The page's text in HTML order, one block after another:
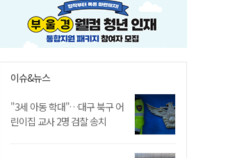
이슈&뉴스
"3세 아동 학대"…대구 북구 어
린이집 교사 2명 검찰 송치